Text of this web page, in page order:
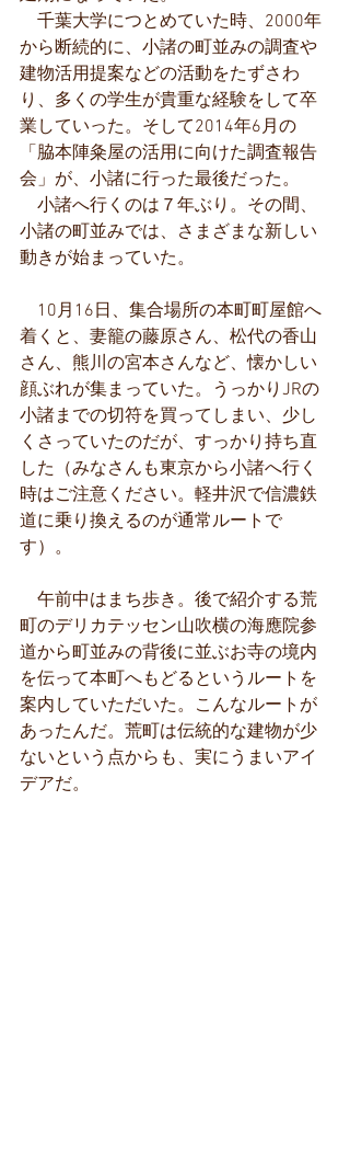
千葉大学につとめていた時、2000年
から断続的に、小諸の町並みの調査や
建物活用提案などの活動をたずさわ
り、多くの学生が貴重な経験をして卒
業していった。そして2014年6月の
「脇本陣粂屋の活用に向けた調査報告
会」が、小諸に行った最後だった。
小諸へ行くのは７年ぶり。その間、
小諸の町並みでは、さまざまな新しい
動きが始まっていた。
10月16日、集合場所の本町町屋館へ
着くと、妻籠の藤原さん、松代の香山
さん、熊川の宮本さんなど、懐かしい
顔ぶれが集まっていた。うっかりJRの
小諸までの切符を買ってしまい、少し
くさっていたのだが、すっかり持ち直
した（みなさんも東京から小諸へ行く
時はご注意ください。軽井沢で信濃鉄
道に乗り換えるのが通常ルートで
す）。
午前中はまち歩き。後で紹介する荒
町のデリカテッセン山吹横の海應院参
道から町並みの背後に並ぶお寺の境内
を伝って本町へもどるというルートを
案内していただいた。こんなルートが
あったんだ。荒町は伝統的な建物が少
ないという点からも、実にうまいアイ
デアだ。